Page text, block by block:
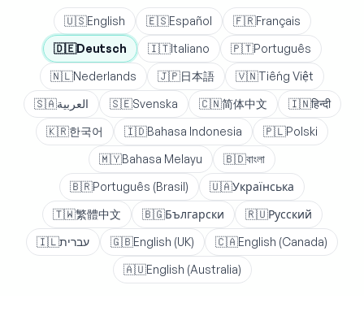
🇺🇸English 🇪🇸Español 🇫🇷Français
🇩🇪Deutsch 🇮🇹Italiano 🇵🇹Português
🇳🇱Nederlands 🇯🇵日本語 🇻🇳Tiếng Việt
🇸🇦العربية 🇸🇪Svenska 🇨🇳简体中文 🇮🇳हिन्दी
🇰🇷한국어 🇮🇩Bahasa Indonesia 🇵🇱Polski
🇲🇾Bahasa Melayu 🇧🇩বাংলা
🇧🇷Português (Brasil) 🇺🇦Українська
🇹🇼繁體中文 🇧🇬Български 🇷🇺Русский
🇮🇱עברית 🇬🇧English (UK) 🇨🇦English (Canada)
🇦🇺English (Australia)